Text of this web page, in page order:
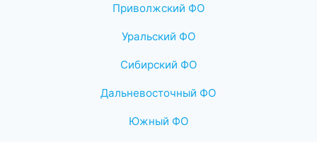
Приволжский ФО
Уральский ФО
Сибирский ФО
Дальневосточный ФО
Южный ФО